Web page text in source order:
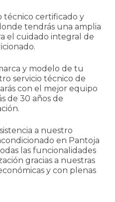
técnico certificado y
tendrás una amplia
el cuidado integral de
y modelo de tu
servicio técnico de
con el mejor equipo
de 30 años de
a nuestro
en Pantoja
las funcionalidades
gracias a nuestras
y con plenas